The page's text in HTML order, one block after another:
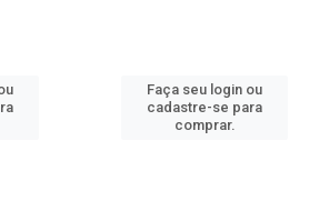
Faça seu login ou
cadastre-se para
comprar.